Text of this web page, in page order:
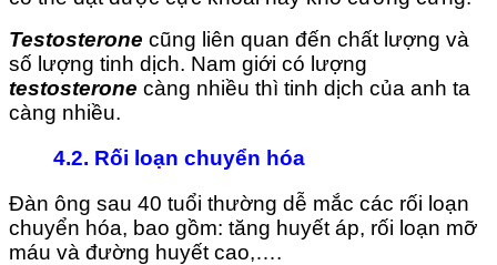
Testosterone cũng liên quan đến chất lượng và
số lượng tinh dịch. Nam giới có lượng
testosterone càng nhiều thì tinh dịch của anh ta
càng nhiều.
4.2. Rối loạn chuyển hóa
Đàn ông sau 40 tuổi thường dễ mắc các rối loạn
chuyển hóa, bao gồm: tăng huyết áp, rối loạn mỡ
máu và đường huyết cao,….